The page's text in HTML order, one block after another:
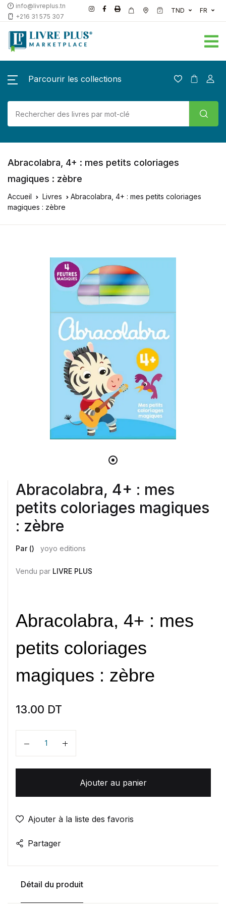
info@livreplus.tn
+216 31 575 307
TND FR
Parcourir les collections
Abracolabra, 4+ : mes petits coloriages
magiques : zèbre
Accueil Livres
Abracolabra, 4+ : mes petits coloriages
magiques : zèbre
Abracolabra, 4+ : mes
petits coloriages magiques
: zèbre
Par () yoyo editions
Vendu par LIVRE PLUS
Abracolabra, 4+ : mes
petits coloriages
magiques : zèbre
13.00 DT
Quantité
Ajouter au panier
Ajouter à la liste des favoris
Partager
Détail du produit